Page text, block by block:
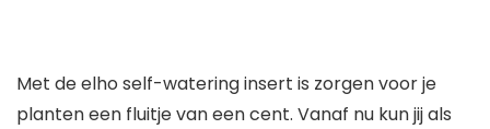
Met de elho self-watering insert is zorgen voor je
planten een fluitje van een cent. Vanaf nu kun jij als